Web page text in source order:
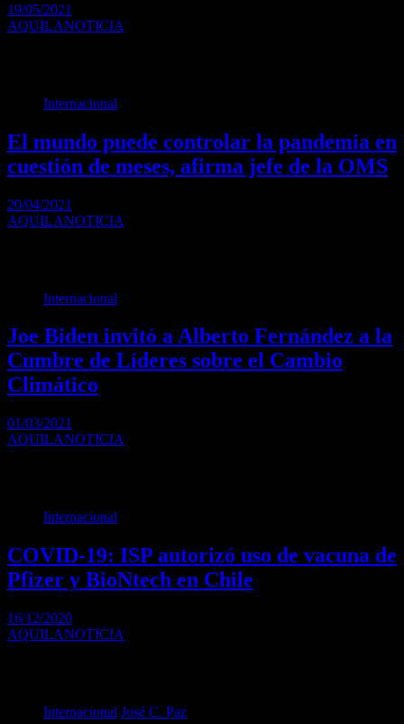
19/05/2021
AQUILANOTICIA
Internacional
El mundo puede controlar la pandemia en
cuestión de meses, afirma jefe de la OMS
20/04/2021
AQUILANOTICIA
Internacional
Joe Biden invitó a Alberto Fernández a la
Cumbre de Líderes sobre el Cambio
Climático
01/03/2021
AQUILANOTICIA
Internacional
COVID-19: ISP autorizó uso de vacuna de
Pfizer y BioNtech en Chile
16/12/2020
AQUILANOTICIA
Internacional José C. Paz